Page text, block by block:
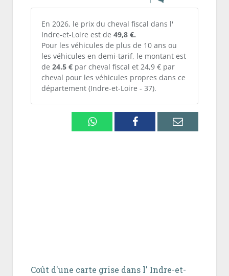
En 2026, le prix du cheval fiscal dans l'
Indre-et-Loire est de 49,8 €.
Pour les véhicules de plus de 10 ans ou
les véhicules en demi-tarif, le montant est
de 24.5 € par cheval fiscal et 24,9 € par
cheval pour les véhicules propres dans ce
département (Indre-et-Loire - 37).
WhatsappFacebook Email
Coût d'une carte grise dans l' Indre-et-